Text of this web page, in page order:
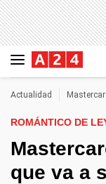
Actualidad
ROMÁNTICO DE
que va a